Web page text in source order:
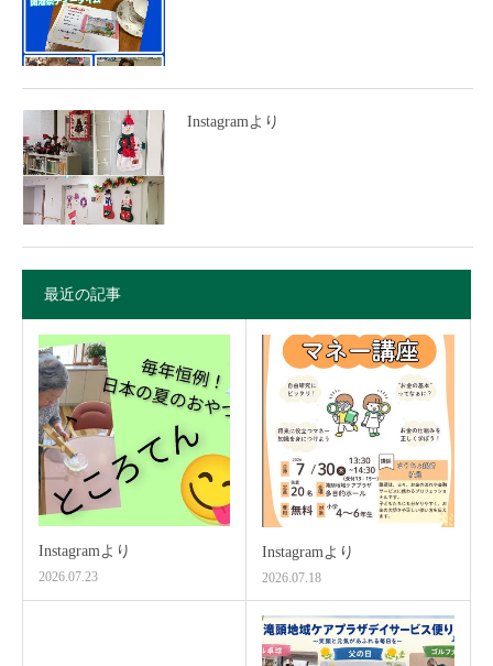
Instagramより
最近の記事
Instagramより
2026.07.23
Instagramより
2026.07.18